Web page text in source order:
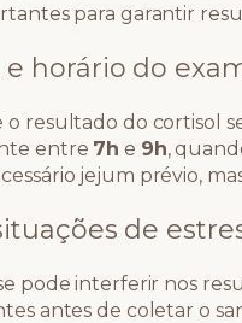
para garantir
horário do
o resultado do cortisol
entre 7h e 9h,
jejum prévio,
de
pode interferir nos
antes de coletar o